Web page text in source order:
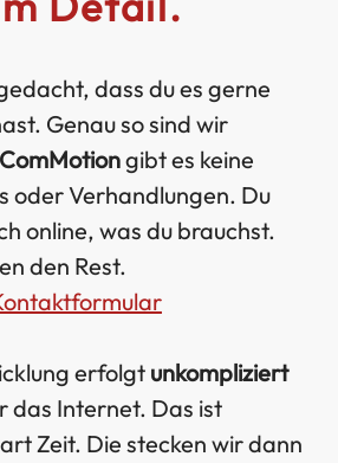
dass du es gerne
Genau so sind wir
ComMotiongibt es keine
oder Verhandlungen. Du
online, was du brauchst.
den Rest.
erfolgt unkompliziert
das Internet. Das ist
Zeit. Die stecken wir dann